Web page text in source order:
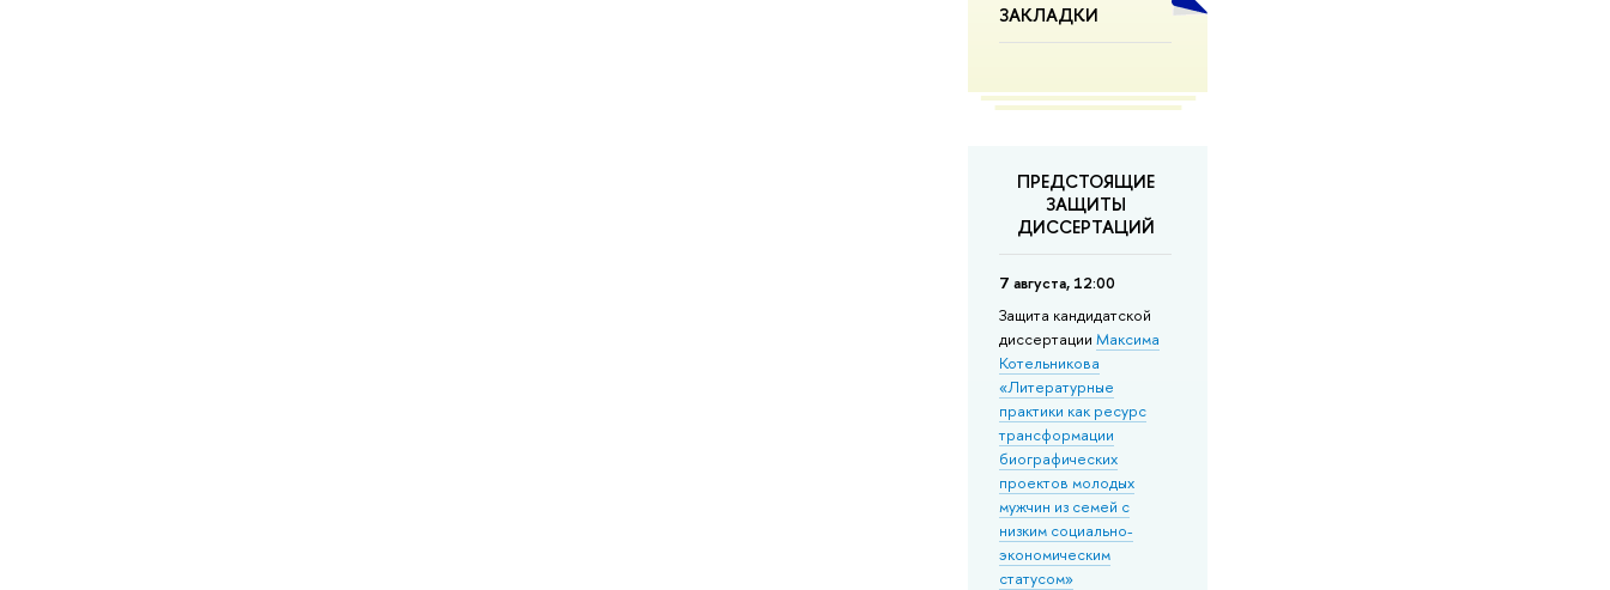
ЗАКЛАДКИ
ПРЕДСТОЯЩИЕ
ЗАЩИТЫ
ДИССЕРТАЦИЙ
7 августа, 12:00
Защита кандидатской
диссертацииМаксима
Котельникова
«Литературные
практики как ресурс
трансформации
биографических
проектов молодых
мужчин из семей с
низким социально-
экономическим
статусом»